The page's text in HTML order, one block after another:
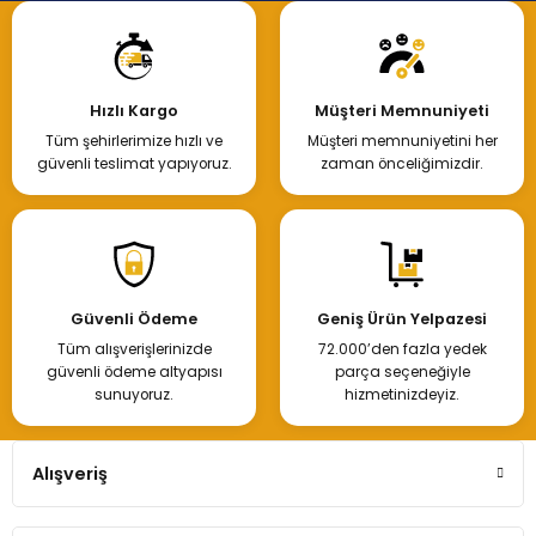
Hızlı Kargo
Tüm şehirlerimize hızlı ve
güvenli teslimat yapıyoruz.
Müşteri Memnuniyeti
Müşteri memnuniyetini her
zaman önceliğimizdir.
Güvenli Ödeme
Tüm alışverişlerinizde
güvenli ödeme altyapısı
sunuyoruz.
Geniş Ürün Yelpazesi
72.000’den fazla yedek
parça seçeneğiyle
hizmetinizdeyiz.
Alışveriş